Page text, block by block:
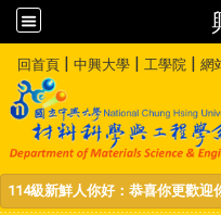
回首頁 | 中興大學 | 工學院 | 網
114級新鮮人你好：恭喜你更歡迎